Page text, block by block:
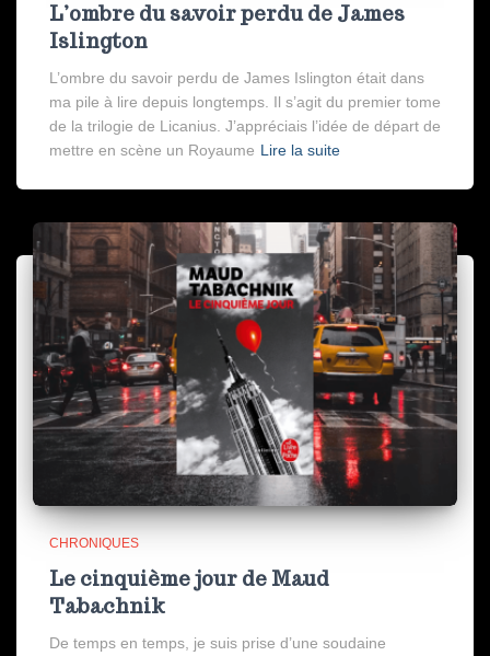
L’ombre du savoir perdu de James
Islington
L’ombre du savoir perdu de James Islington était dans
ma pile à lire depuis longtemps. Il s’agit du premier tome
de la trilogie de Licanius. J’appréciais l’idée de départ de
mettre en scène un Royaume Lire la suite
CHRONIQUES
Le cinquième jour de Maud
Tabachnik
De temps en temps, je suis prise d’une soudaine